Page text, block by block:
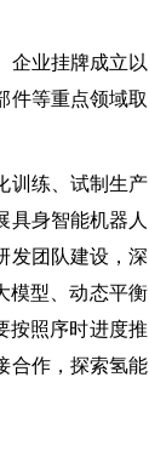
企业挂牌成立以
件等重点领域取
训练、试制生产
具身智能机器人
发团队建设，深
模型、动态平衡
按照序时进度推
合作，探索氢能